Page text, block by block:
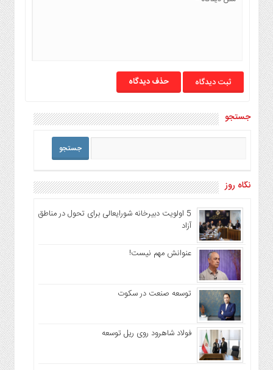
حذف دیدگاه
جستجو
نگاه روز
5 اولویت دبیرخانه شورایعالی برای تحول در مناطق
آزاد
عنوانش مهم نیست!
توسعه صنعت در سکوت
فولاد شاهرود روی ریل توسعه